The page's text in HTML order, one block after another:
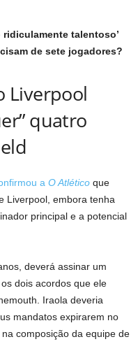
talentoso’
de sete jogadores?
Liverpool
quatro
a O Atlético que
Liverpool, embora tenha
principal e a potencial
deverá assinar um
dois acordos que ele
Iraola deveria
mandatos expirarem no
composição da equipe de